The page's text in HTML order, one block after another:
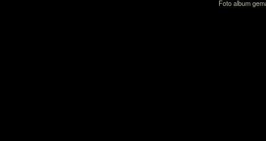
Foto album